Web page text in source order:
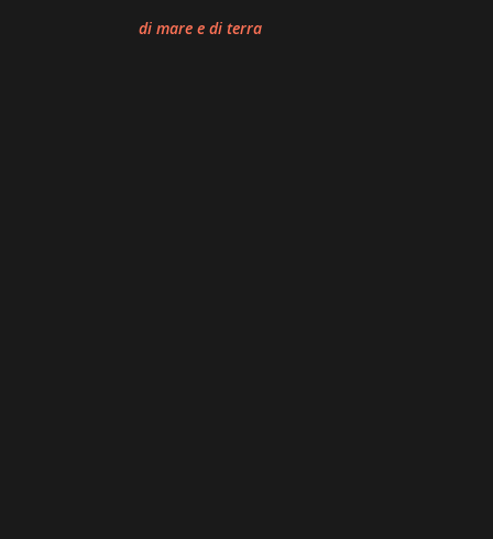
di mare e di terra